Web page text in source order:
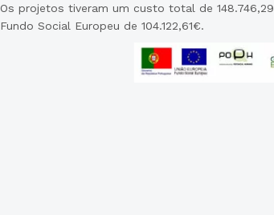
Os projetos tiveram um custo total de
Fundo Social Europeu de 104.122,61€.